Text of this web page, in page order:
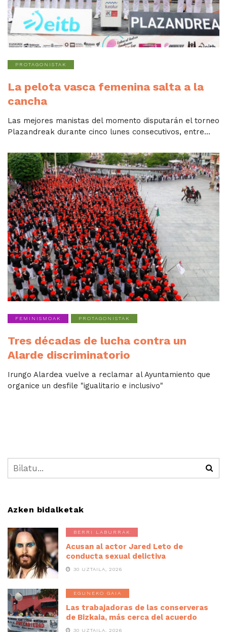
PROTAGONISTAK
La pelota vasca femenina salta a la
cancha
Las mejores manistas del momento disputarán el torneo
Plazandreak durante cinco lunes consecutivos, entre...
FEMINISMOAK PROTAGONISTAK
Tres décadas de lucha contra un
Alarde discriminatorio
Irungo Alardea vuelve a reclamar al Ayuntamiento que
organice un desfile "igualitario e inclusivo"
Azken bidalketak
BERRI LABURRAK
Acusan al actor Jared Leto de
conducta sexual delictiva
30 UZTAILA, 2026
EGUNEKO GAIA
Las trabajadoras de las conserveras
de Bizkaia, más cerca del acuerdo
30 UZTAILA, 2026